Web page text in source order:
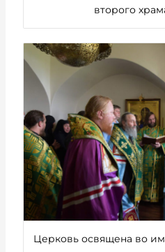
второго
Церковь освящена во